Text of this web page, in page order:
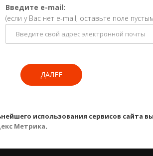
Введите e-mail:
(если у Вас нет e-mail, оставьте поле
ДАЛЕЕ
использования сервисов сайта
Метрика.